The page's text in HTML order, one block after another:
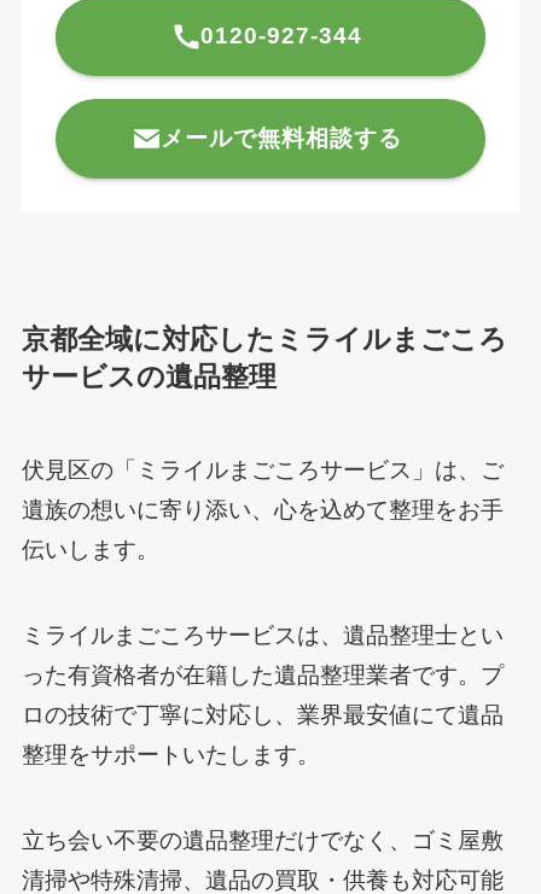
0120-927-344
メールで無料相談する
京都全域に対応したミライルまごころ
サービスの遺品整理
伏見区の「ミライルまごころサービス」は、ご
遺族の想いに寄り添い、心を込めて整理をお手
伝いします。
ミライルまごころサービスは、遺品整理士とい
った有資格者が在籍した遺品整理業者です。プ
ロの技術で丁寧に対応し、業界最安値にて遺品
整理をサポートいたします。
立ち会い不要の遺品整理だけでなく、ゴミ屋敷
清掃や特殊清掃、遺品の買取・供養も対応可能